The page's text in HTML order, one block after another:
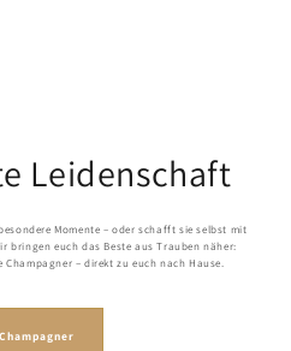
Leidenschaft
Momente – oder schafft sie selbst mit
bringen euch das Beste aus Trauben näher:
Champagner – direkt zu euch nach Hause.